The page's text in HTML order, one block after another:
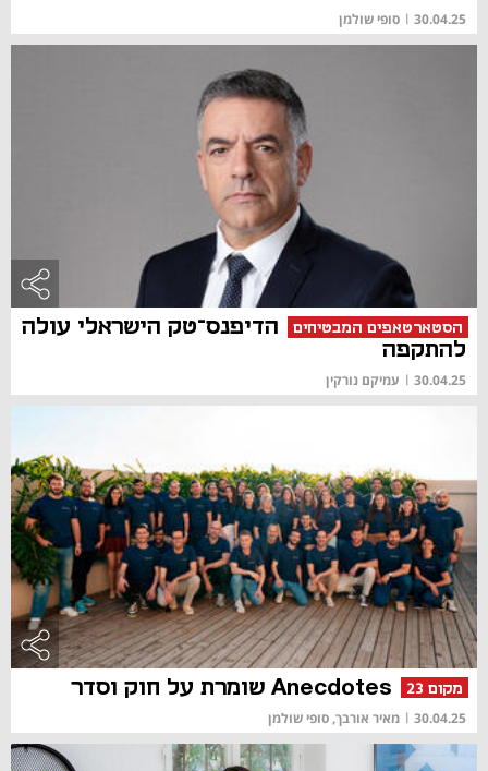
30.04.25
| סופי שולמן
הסטארטאפים המבטיחים
הדיפנס־טק הישראלי עולה
להתקפה
30.04.25
| עמיקם נורקין
מקום 23 Anecdotes שומרת על חוק וסדר
30.04.25
| מאיר אורבך, סופי שולמן